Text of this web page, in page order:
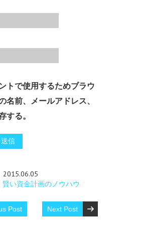
トで使用するためブラウ
名前、メールアドレス、
する。
2015.06.05
賢い資金計画のノウハウ
Post Next Post